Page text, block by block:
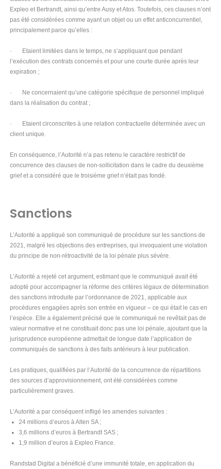
Expleo et Bertrandt, ainsi qu’entre Ausy et Atos. Toutefois, ces clauses n’ont
pas été considérées comme ayant un objet ou un effet anticoncurrentiel,
principalement parce qu’elles :
· Etaient limitées dans le temps, ne s’appliquant que pendant
l’exécution des contrats concernés et pour une courte durée après leur
expiration ;
· Ne concernaient qu’une catégorie spécifique de personnel impliqué
dans la réalisation du contrat ;
· Etaient circonscrites à une relation contractuelle déterminée avec un
client unique.
En conséquence, l’Autorité n’a pas retenu le caractère restrictif de
concurrence des clauses de non-sollicitation dans le cadre du deuxième
grief et a considéré que le troisième grief n’était pas fondé.
Sanctions
L’Autorité a appliqué son communiqué de procédure sur les sanctions de
2021, malgré les objections des entreprises, qui invoquaient une violation
du principe de non-rétroactivité de la loi pénale plus sévère.
L’Autorité a rejeté cet argument, estimant que le communiqué avait été
adopté pour accompagner la réforme des critères légaux de détermination
des sanctions introduite par l’ordonnance de 2021, applicable aux
procédures engagées après son entrée en vigueur – ce qui était le cas en
l’espèce. Elle a également précisé que le communiqué ne revêtait pas de
valeur normative et ne constituait donc pas une loi pénale, ajoutant que la
jurisprudence européenne admettait de longue date l’application de
communiqués de sanctions à des faits antérieurs à leur publication.
Les pratiques, qualifiées par l’Autorité de la concurrence de répartitions
des sources d’approvisionnement, ont été considérées comme
particulièrement graves.
L’Autorité a par conséquent infligé les amendes suivantes :
24 millions d’euros à Alten SA ;
3,6 millions d’euros à Bertrandt SAS ;
1,9 million d’euros à Expleo France.
Randstad Digital a bénéficié d’une immunité totale, en application du